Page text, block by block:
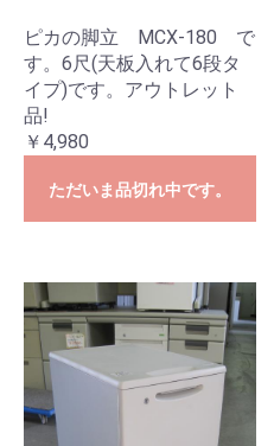
ピカの脚立 MCX-180 で
す。6尺(天板入れて6段タ
イプ)です。アウトレット
品!
￥4,980
ただいま品切れ中です。